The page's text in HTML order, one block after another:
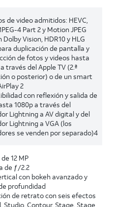
de video admitidos: HEVC,
4 Part 2 y Motion JPEG
Dolby Vision, HDR10 y HLG
duplicación de pantalla y
de fotos y videos hasta
través del Apple TV (2.ª
o posterior) o de un smart
2
con reflexión y salida de
1080p a través del
Lightning a AV digital y del
Lightning a VGA (los
se venden por separado)4
12 MP
de ƒ/2.2
con bokeh avanzado y
profundidad
de retrato con seis efectos
Studio, Contour, Stage, Stage